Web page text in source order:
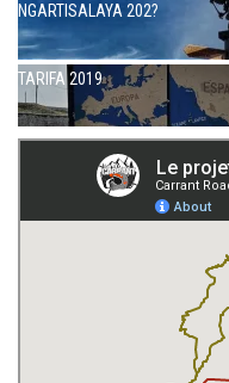
NGARTISALAYA 202?
TARIFA 2019